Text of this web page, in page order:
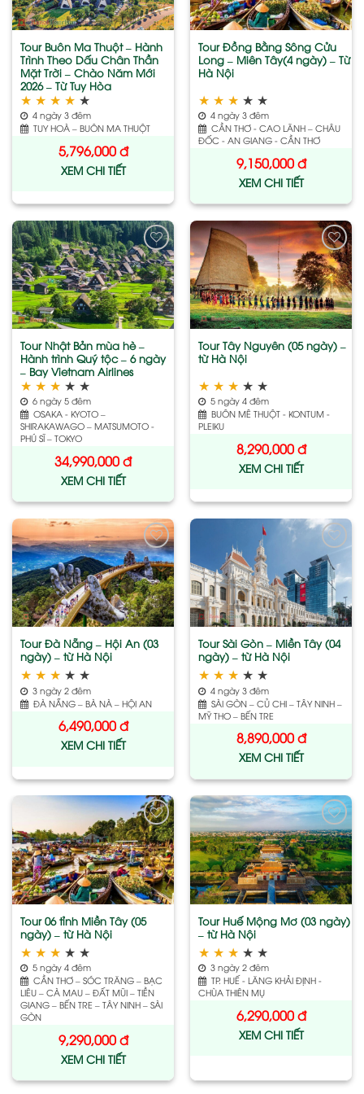
Tour Buôn Ma Thuột – Hành
Trình Theo Dấu Chân Thần
Mặt Trời – Chào Năm Mới
2026 – Từ Tuy Hòa
★ ★ ★ ★ ★
4 ngày 3 đêm
TUY HOÀ – BUÔN MA THUỘT
5,796,000đ
XEM CHI TIẾT
Tour Đồng Bằng Sông Cửu
Long – Miên Tây(4 ngày) – Từ
Hà Nội
★ ★ ★ ★ ★
4 ngày 3 đêm
CẦN THƠ - CAO LÃNH – CHÂU
ĐỐC - AN GIANG - CẦN THƠ
9,150,000đ
XEM CHI TIẾT
Add
to
wishlist
Tour Nhật Bản mùa hè –
Hành trình Quý tộc – 6 ngày
– Bay Vietnam Airlines
★ ★ ★ ★ ★
6 ngày 5 đêm
OSAKA - KYOTO –
SHIRAKAWAGO – MATSUMOTO -
PHÚ SĨ – TOKYO
34,990,000đ
XEM CHI TIẾT
Add
to
wishlist
Tour Tây Nguyên (05 ngày) –
từ Hà Nội
★ ★ ★ ★ ★
5 ngày 4 đêm
BUÔN MÊ THUỘT - KONTUM -
PLEIKU
8,290,000đ
XEM CHI TIẾT
Add
to
wishlist
Tour Đà Nẵng – Hội An (03
ngày) – từ Hà Nội
★ ★ ★ ★ ★
3 ngày 2 đêm
ĐÀ NẴNG – BÀ NÀ – HỘI AN
6,490,000đ
XEM CHI TIẾT
Add
to
wishlist
Tour Sài Gòn – Miền Tây (04
ngày) – từ Hà Nội
★ ★ ★ ★ ★
4 ngày 3 đêm
SÀI GÒN – CỦ CHI – TÂY NINH –
MỸ THO – BẾN TRE
8,890,000đ
XEM CHI TIẾT
Add
to
wishlist
Tour 06 tỉnh Miền Tây (05
ngày) – từ Hà Nội
★ ★ ★ ★ ★
5 ngày 4 đêm
CẦN THƠ – SÓC TRĂNG – BẠC
LIÊU – CÀ MAU – ĐẤT MŨI – TIỀN
GIANG – BẾN TRE – TÂY NINH – SÀI
GÒN
9,290,000đ
XEM CHI TIẾT
Add
to
wishlist
Tour Huế Mộng Mơ (03 ngày)
– từ Hà Nội
★ ★ ★ ★ ★
3 ngày 2 đêm
TP. HUẾ - LĂNG KHẢI ĐỊNH -
CHÙA THIÊN MỤ
6,290,000đ
XEM CHI TIẾT